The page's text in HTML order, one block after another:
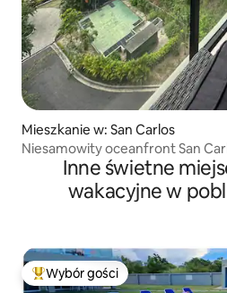
Mieszkanie w: San Carlos
Niesamowity oceanfront San
Inne świetne
wakacyjne w
Najpopularniejsze z kategorii
Wybór gości